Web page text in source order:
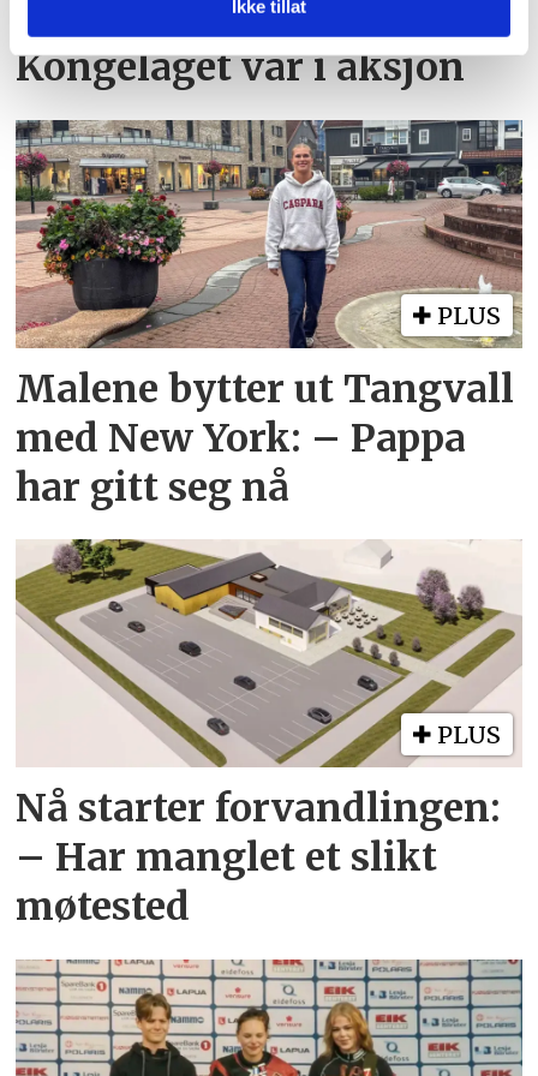
eller som de har samlet inn gjennom din bruk av
tjenestene deres.
Ikke tillat
- små marginer da
Kongelaget var i aksjon
PLUS
Malene bytter ut Tangvall
med New York: – Pappa
har gitt seg nå
PLUS
Nå starter forvandlingen:
– Har manglet et slikt
møtested